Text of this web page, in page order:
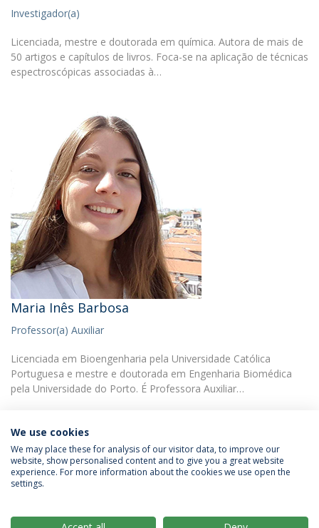
Investigador(a)
Licenciada, mestre e doutorada em química. Autora de mais de
50 artigos e capítulos de livros. Foca-se na aplicação de técnicas
espectroscópicas associadas à…
Maria Inês Barbosa
Professor(a) Auxiliar
Licenciada em Bioengenharia pela Universidade Católica
Portuguesa e mestre e doutorada em Engenharia Biomédica
pela Universidade do Porto. É Professora Auxiliar…
Política de Privacidade
Termos & Condições
We use cookies
We may place these for analysis of our visitor data, to improve our
website, show personalised content and to give you a great website
experience. For more information about the cookies we use open the
settings.